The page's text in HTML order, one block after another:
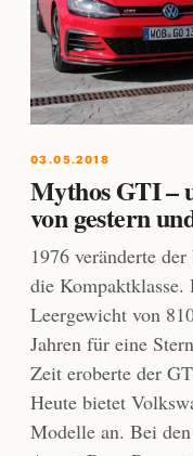
03.05.2018
Mythos GTI –
von gestern
1976 veränderte
die Kompaktklasse.
Leergewicht von
Jahren für eine
Zeit eroberte der
Heute bietet
Modelle an. Bei